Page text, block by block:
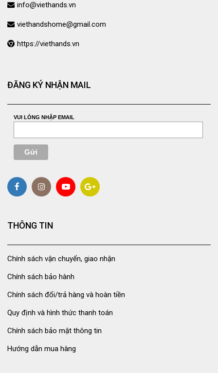
info@viethands.vn
viethandshome@gmail.com
https://viethands.vn
ĐĂNG KÝ NHẬN MAIL
VUI LÒNG NHẬP EMAIL
THÔNG TIN
Chính sách vận chuyển, giao nhận
Chính sách bảo hành
Chính sách đổi/trả hàng và hoàn tiền
Quy định và hình thức thanh toán
Chính sách bảo mật thông tin
Hướng dẫn mua hàng